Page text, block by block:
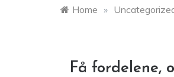
Home »
Få fordelene,